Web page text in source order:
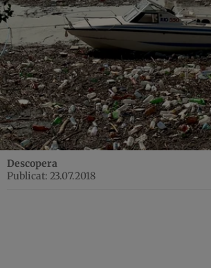
Descopera
Publicat: 23.07.2018